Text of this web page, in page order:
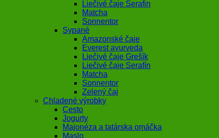
Liečivé čaje Serafin
Matcha
Sonnentor
Sypané
Amazonské čaje
Everest ayurveda
Liečivé čaje Grešík
Liečivé čaje Serafín
Matcha
Sonnentor
Zelený čaj
Chladené výrobky
Cesto
Jogurty
Majonéza a tatárska omáčka
Maslo